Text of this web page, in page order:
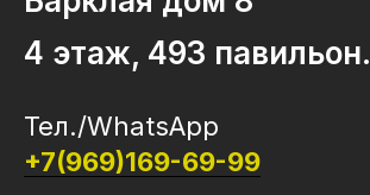
4 этаж, 493 павильон.
Тел./WhatsApp
+7(969)169-69-99